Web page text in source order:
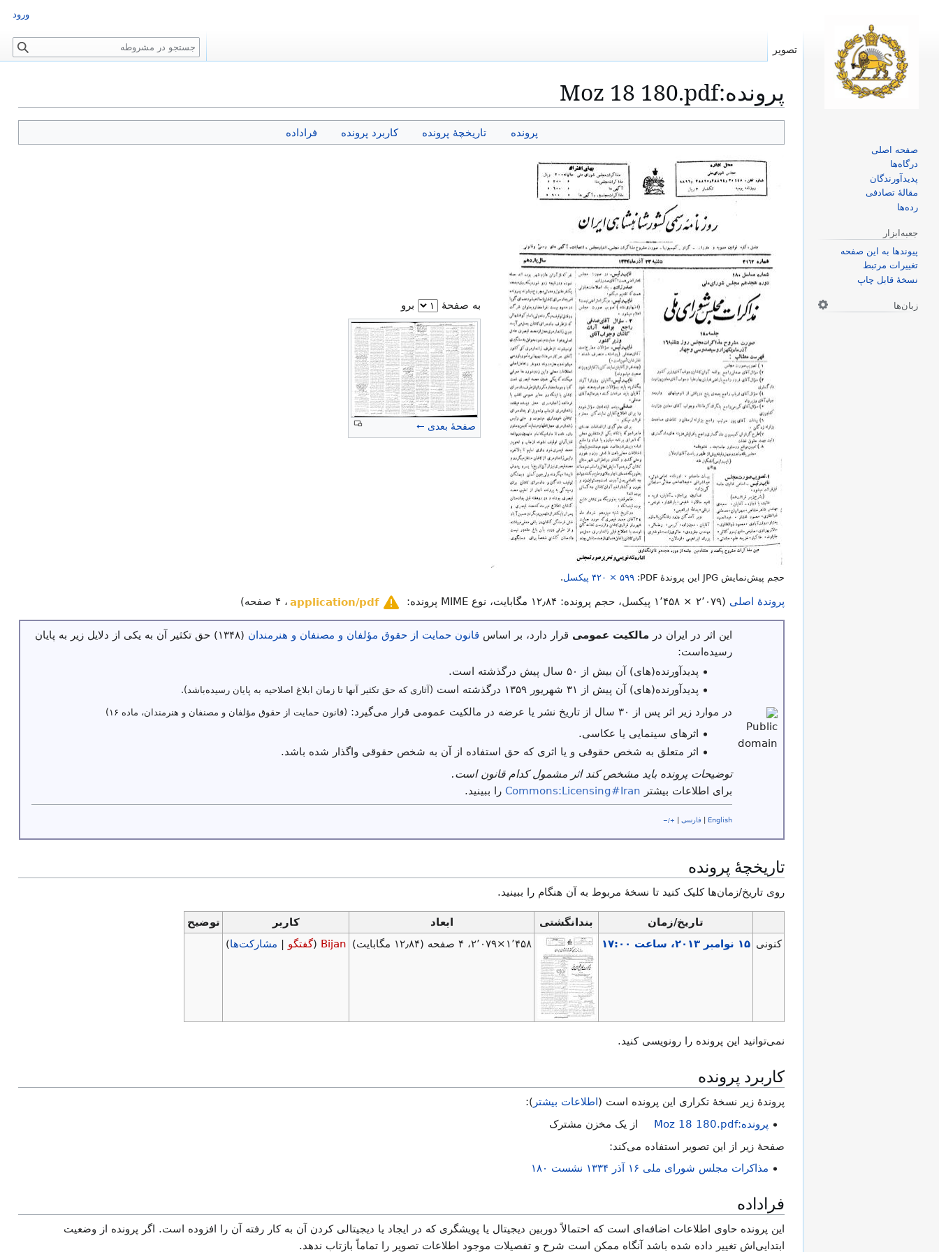
پرونده:
Moz 18 180.pdf
ناوبری
جستجو
پرونده تاریخچهٔ پرونده کاربرد پرونده فراداده
حجم پیش‌نمایش JPG این پروندهٔ PDF: ۴۲۰ × ۵۹۹پیکسل.
به صفحهٔ برو
صفحهٔ بعدی ←
پروندهٔ اصلی (۱٬۴۵۸ × ۲٬۰۷۹ پیکسل، حجم پرونده: ۱۲٫۸۴ مگابایت، نوع MIME پرونده: application/pdf ، ۴ صفحه)
این اثر در ایران درمالکیت عمومی قرار دارد، بر اساس قانون حمایت از حقوق مؤلفان و مصنفان و هنرمندان
(۱۳۴۸) حق تکثیر آن به یکی از دلایل زیر به پایان
رسیده‌است:
پدیدآورنده(های) آن بیش از ۵۰ سال پیش درگذشته است.
پدیدآورنده(های) آن پیش از ۳۱ شهریور ۱۳۵۹ درگذشته است
(آثاری که حق تکثیر آنها تا زمان ابلاغ اصلاحیه به پایان رسیده‌باشد).
در موارد زیر اثر پس از ۳۰ سال از تاریخ نشر یا عرضه در مالکیت عمومی قرار می‌گیرد: (قانون حمایت از حقوق مؤلفان و مصنفان و هنرمندان، ماده ۱۶)
اثرهای سینمایی یا عکاسی.
اثر متعلق به شخص حقوقی و یا اثری که حق استفاده از آن به شخص حقوقی واگذار شده باشد.
توضیحات پرونده باید مشخص کند اثر مشمول کدام قانون است.
برای اطلاعات بیشتر Commons:Licensing#Iran را ببینید.
English فارسی +/−
تاریخچهٔ پرونده
روی تاریخ/زمان‌ها کلیک کنید تا نسخهٔ مربوط به آن هنگام را ببینید.
تاریخ/زمان بندانگشتی ابعاد کاربر
توضیح
کنونی ‏۱۵ نوامبر ۲۰۱۳، ساعت ۱۷:۰۰ ۱٬۴۵۸×۲٬۰۷۹، ۴ صفحه (۱۲٫۸۴ مگابایت) Bijan
(گفتگو | مشارکت‌ها)
نمی‌توانید این پرونده را رونویسی کنید.
کاربرد پرونده
پروندهٔ زیر نسخهٔ تکراری این پرونده است (اطلاعات بیشتر ):
پرونده:Moz 18 180.pdf
از یک مخزن مشترک
صفحهٔ زیر از این تصویر استفاده می‌کند:
مذاکرات مجلس شورای ملی ۱۶ آذر ۱۳۳۴ نشست ۱۸۰
فراداده
این پرونده حاوی اطلاعات اضافه‌ای است که احتمالاً دوربین دیجیتال یا پویشگری که در ایجاد یا دیجیتالی کردن آن به کار رفته آن را افزوده است. اگر پرونده از وضعیت
ابتدایی‌اش تغییر داده شده باشد آنگاه ممکن است شرح و تفصیلات موجود اطلاعات تصویر را تماماً بازتاب ندهد.
ورود
تصویر
ج
س
و
صفحه اصلی
درگاه‌ها
پدیدآورندگان
مقالهٔ تصادفی
رده‌ها
جعبه‌ابزار
پیوندها به این صفحه
تغییرات مرتبط
نسخهٔ قابل چاپ
زبان‌ها